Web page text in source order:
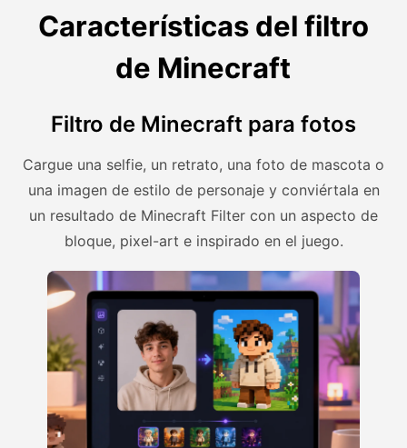
Características del filtro
de Minecraft
Filtro de Minecraft para fotos
Cargue una selfie, un retrato, una foto de mascota o
una imagen de estilo de personaje y conviértala en
un resultado de Minecraft Filter con un aspecto de
bloque, pixel-art e inspirado en el juego.